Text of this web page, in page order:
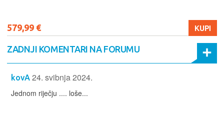
579,99 € KUPI
ZADNJI KOMENTARI NA FORUMU
kovA 24. svibnja 2024.
Jednom riječju .... loše...